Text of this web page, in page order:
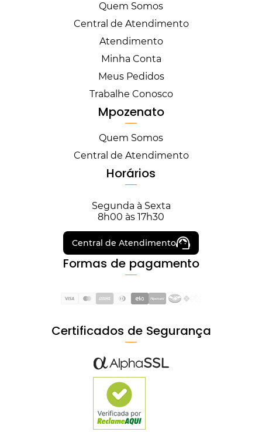
Quem Somos
Central de Atendimento
Atendimento
Minha Conta
Meus Pedidos
Trabalhe Conosco
Mpozenato
Quem Somos
Central de Atendimento
Horários
Segunda à Sexta
8h00 às 17h30
Central de Atendimento
Formas de pagamento
Certificados de Segurança